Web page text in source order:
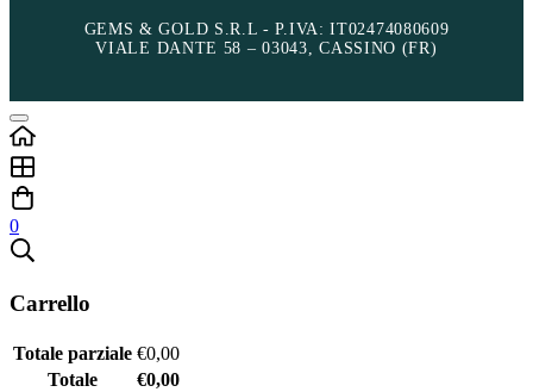
GEMS & GOLD S.R.L - P.IVA: IT02474080609
VIALE DANTE 58 – 03043, CASSINO (FR)
0
Carrello
Totale parziale €0,00
Totale
€0,00